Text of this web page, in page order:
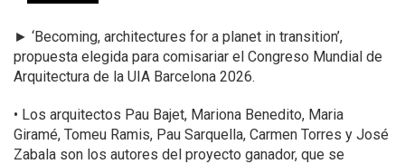
► ‘Becoming, architectures for a planet in transition’,
propuesta elegida para comisariar el Congreso Mundial de
Arquitectura de la UIA Barcelona 2026.
• Los arquitectos Pau Bajet, Mariona Benedito, Maria
Giramé, Tomeu Ramis, Pau Sarquella, Carmen Torres y José
Zabala son los autores del proyecto ganador, que se